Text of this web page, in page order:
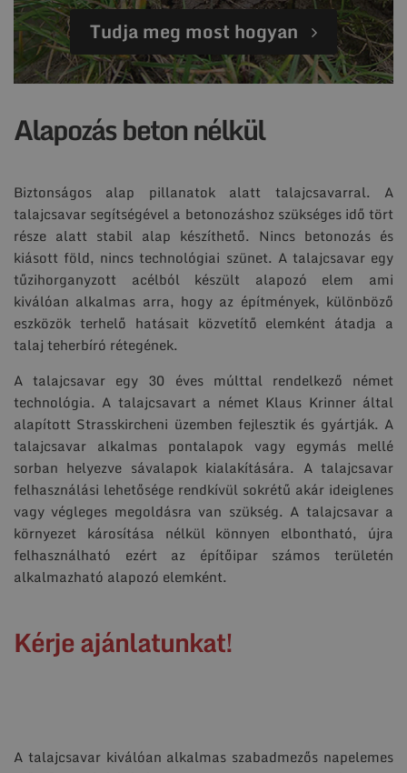
Tudja meg most hogyan
Alapozás beton nélkül
Biztonságos alap pillanatok alatt talajcsavarral. A
talajcsavar segítségével a betonozáshoz szükséges idő tört
része alatt stabil alap készíthető. Nincs betonozás és
kiásott föld, nincs technológiai szünet. A talajcsavar egy
tűzihorganyzott acélból készült alapozó elem ami
kiválóan alkalmas arra, hogy az építmények, különböző
eszközök terhelő hatásait közvetítő elemként átadja a
talaj teherbíró rétegének.
A talajcsavar egy 30 éves múlttal rendelkező német
technológia. A talajcsavart a német Klaus Krinner által
alapított Strasskircheni üzemben fejlesztik és gyártják. A
talajcsavar alkalmas pontalapok vagy egymás mellé
sorban helyezve sávalapok kialakítására. A talajcsavar
felhasználási lehetősége rendkívül sokrétű akár ideiglenes
vagy végleges megoldásra van szükség. A talajcsavar a
környezet károsítása nélkül könnyen elbontható, újra
felhasználható ezért az építőipar számos területén
alkalmazható alapozó elemként.
Kérje ajánlatunkat!
A talajcsavar kiválóan alkalmas szabadmezős napelemes